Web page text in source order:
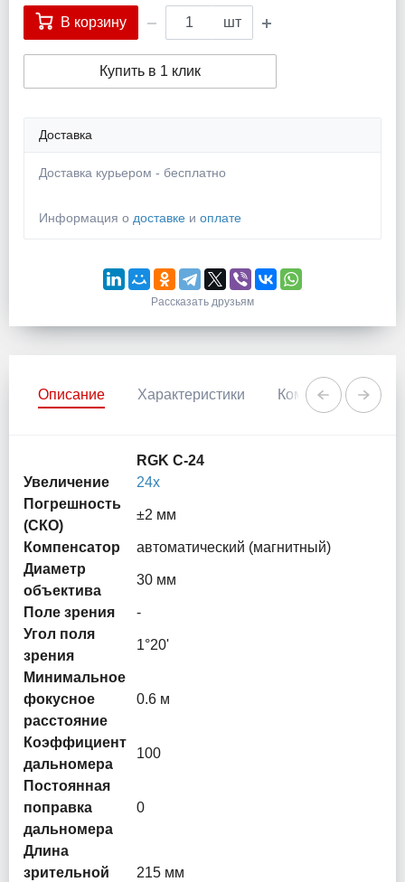
В корзину шт
Купить в 1 клик
Доставка
Доставка курьером - бесплатно
Информация о доставке и оплате
Рассказать друзьям
Описание Характеристики Комментарии
RGK C-24
Увеличение
24х
Погрешность
(СКО)
±2 мм
Компенсатор
автоматический (магнитный)
Диаметр
объектива
30 мм
Поле зрения
-
Угол поля
зрения
1°20'
Минимальное
фокусное
расстояние
0.6 м
Коэффициент
дальномера
100
Постоянная
поправка
дальномера
0
Длина
зрительной
215 мм